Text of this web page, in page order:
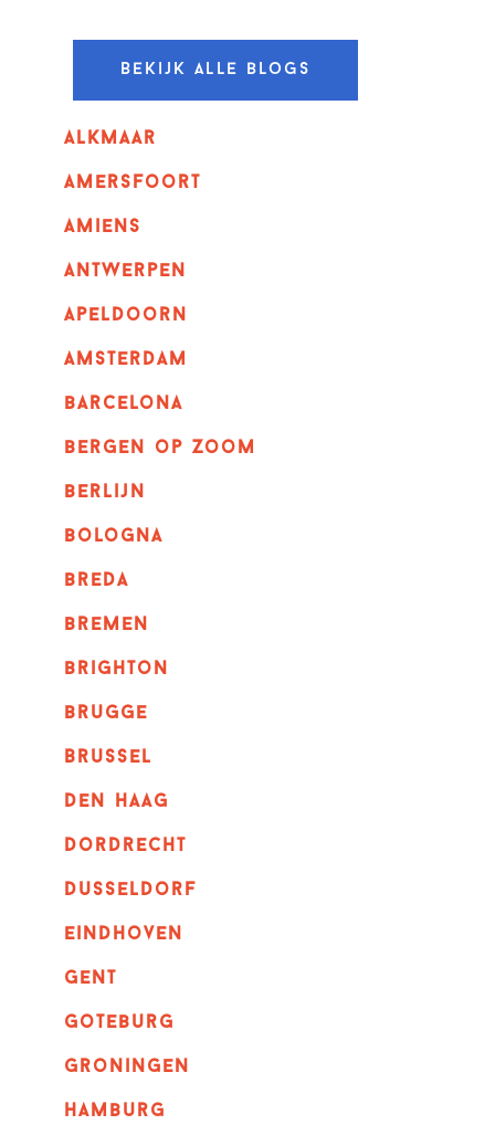
Bekijk alle blogs
alkmaar
amersfoort
amiens
Antwerpen
apeldoorn
Amsterdam
barcelona
bergen op zoom
berlijn
bologna
breda
bremen
brighton
brugge
Brussel
Den haag
dordrecht
dusseldorf
eindhoven
GENT
goteburg
groningen
hamburg